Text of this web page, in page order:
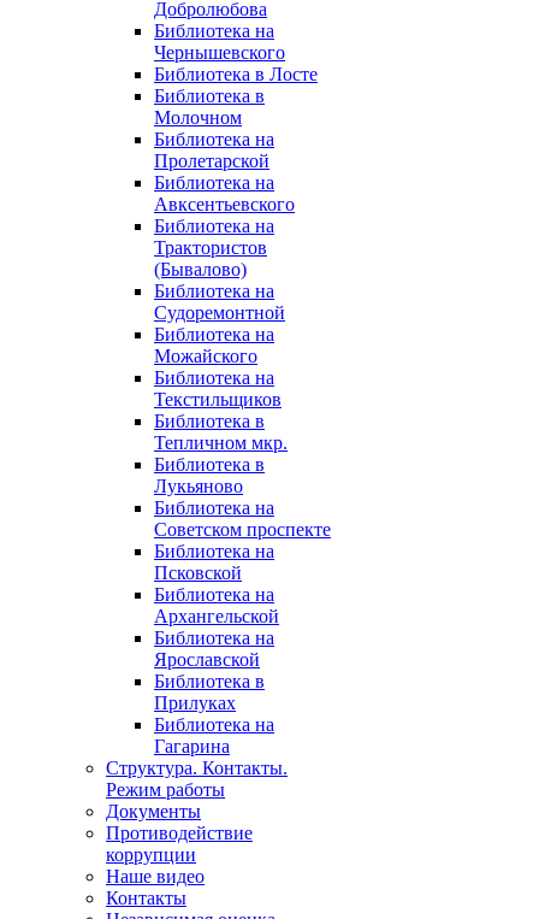
Добролюбова
Библиотека на
Чернышевского
Библиотека в Лосте
Библиотека в
Молочном
Библиотека на
Пролетарской
Библиотека на
Авксентьевского
Библиотека на
Трактористов
(Бывалово)
Библиотека на
Судоремонтной
Библиотека на
Можайского
Библиотека на
Текстильщиков
Библиотека в
Тепличном мкр.
Библиотека в
Лукьяново
Библиотека на
Советском проспекте
Библиотека на
Псковской
Библиотека на
Архангельской
Библиотека на
Ярославской
Библиотека в
Прилуках
Библиотека на
Гагарина
Структура. Контакты.
Режим работы
Документы
Противодействие
коррупции
Наше видео
Контакты